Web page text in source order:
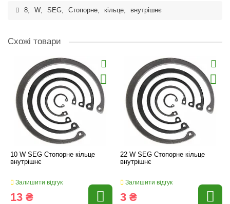
8, W, SEG, Стопорне, кільце, внутрішнє
Схожі товари
10 W SEG Стопорне кільце
внутрішнє
Залишити відгук
13 ₴
22 W SEG Стопорне кільце
внутрішнє
Залишити відгук
3 ₴